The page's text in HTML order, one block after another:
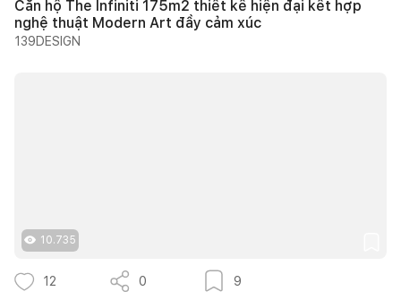
Căn hộ The Infiniti 175m2 thiết kế hiện đại kết hợp
nghệ thuật Modern Art đầy cảm xúc
139DESIGN
10.735
12 0 9